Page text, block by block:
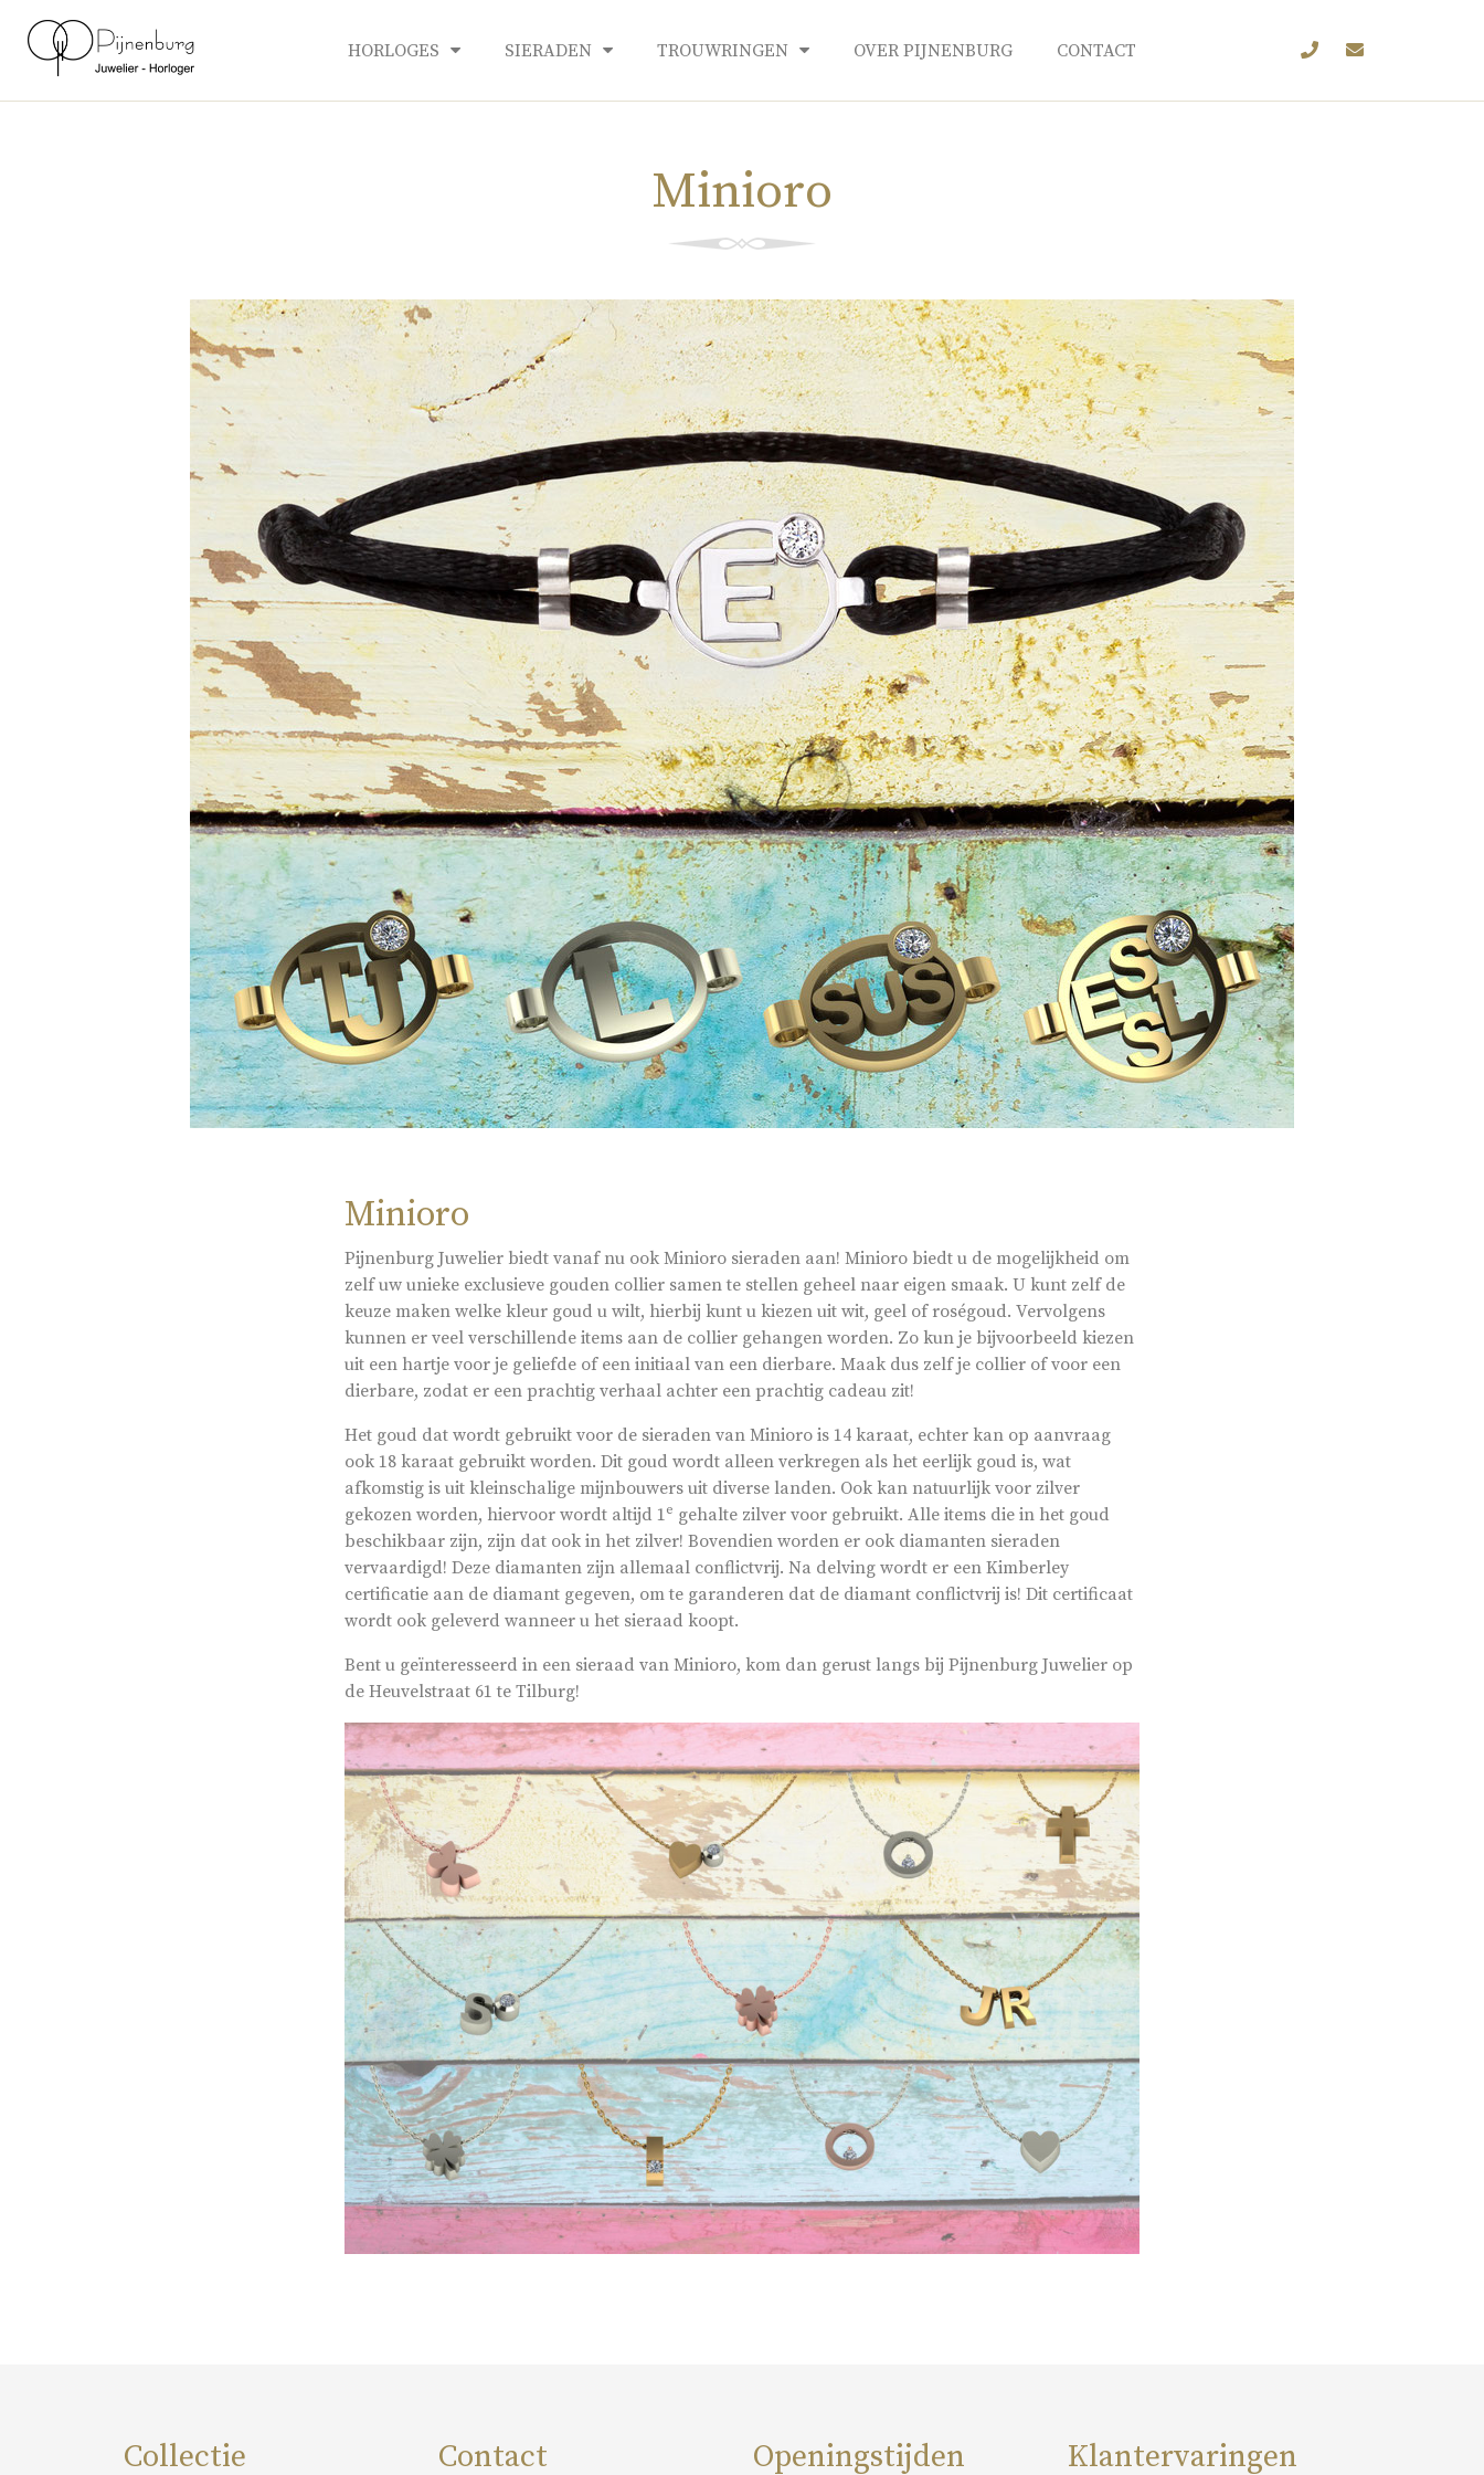
HORLOGES SIERADEN TROUWRINGEN OVER PIJNENBURG CONTACT
Minioro
Minioro
Pijnenburg Juwelier biedt vanaf nu ook Minioro sieraden aan! Minioro biedt u de mogelijkheid om
zelf uw unieke exclusieve gouden collier samen te stellen geheel naar eigen smaak. U kunt zelf de
keuze maken welke kleur goud u wilt, hierbij kunt u kiezen uit wit, geel of roségoud. Vervolgens
kunnen er veel verschillende items aan de collier gehangen worden. Zo kun je bijvoorbeeld kiezen
uit een hartje voor je geliefde of een initiaal van een dierbare. Maak dus zelf je collier of voor een
dierbare, zodat er een prachtig verhaal achter een prachtig cadeau zit!
Het goud dat wordt gebruikt voor de sieraden van Minioro is 14 karaat, echter kan op aanvraag
ook 18 karaat gebruikt worden. Dit goud wordt alleen verkregen als het eerlijk goud is, wat
afkomstig is uit kleinschalige mijnbouwers uit diverse landen. Ook kan natuurlijk voor zilver
gekozen worden, hiervoor wordt altijd 1e gehalte zilver voor gebruikt. Alle items die in het goud
beschikbaar zijn, zijn dat ook in het zilver! Bovendien worden er ook diamanten sieraden
vervaardigd! Deze diamanten zijn allemaal conflictvrij. Na delving wordt er een Kimberley
certificatie aan de diamant gegeven, om te garanderen dat de diamant conflictvrij is! Dit certificaat
wordt ook geleverd wanneer u het sieraad koopt.
Bent u geïnteresseerd in een sieraad van Minioro, kom dan gerust langs bij Pijnenburg Juwelier op
de Heuvelstraat 61 te Tilburg!
Collectie Contact Openingstijden Klantervaringen